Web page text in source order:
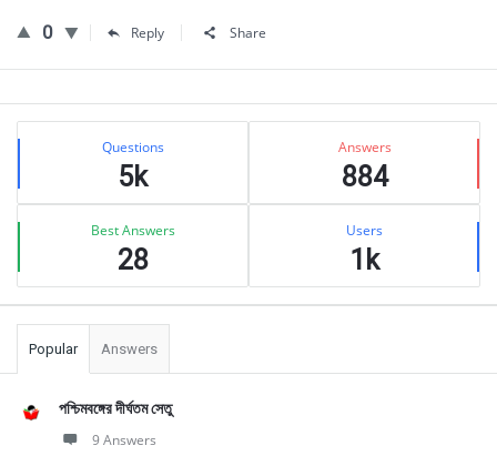
0 Reply Share
Sidebar
Stats Questions
5k
Answers
884
Best Answers
28
Users
1k
Popular Answers
পশ্চিমবঙ্গের দীর্ঘতম সেতু
9 Answers